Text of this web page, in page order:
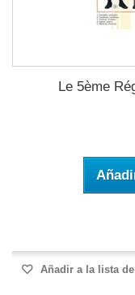
Le 5ème
Añadir a la lista